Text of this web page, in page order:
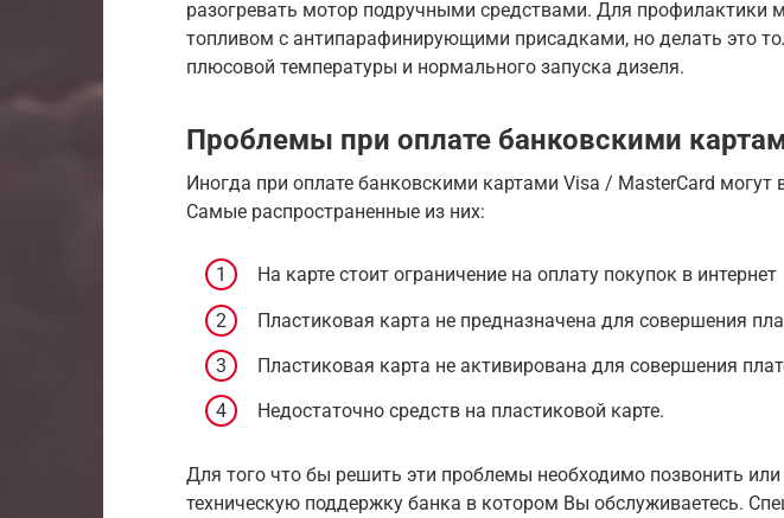
разогревать мотор подручными средствами. Для профилактики
топливом с антипарафинирующими присадками, но делать это
плюсовой температуры и нормального запуска дизеля.
Проблемы при оплате банковскими
Иногда при оплате банковскими картами Visa / MasterCard могут
Самые распространенные из них:
На карте стоит ограничение на оплату покупок в интернет
Пластиковая карта не предназначена для совершения
Пластиковая карта не активирована для совершения
Недостаточно средств на пластиковой карте.
Для того что бы решить эти проблемы необходимо позвонить или
техническую поддержку банка в котором Вы обслуживаетесь.